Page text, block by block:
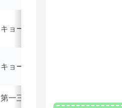
キョーリンリメディオ
キョーリンリメディオ
第一三共エスファ